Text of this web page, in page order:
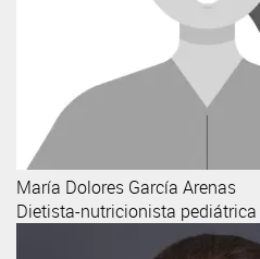
María Dolores García Arenas
Dietista-nutricionista pediátrica